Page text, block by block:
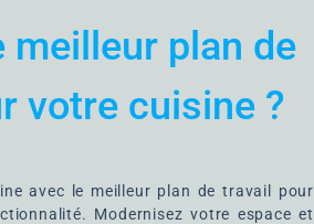
meilleur plan de
votre cuisine ?
avec le meilleur plan de travail pour
Modernisez votre espace et